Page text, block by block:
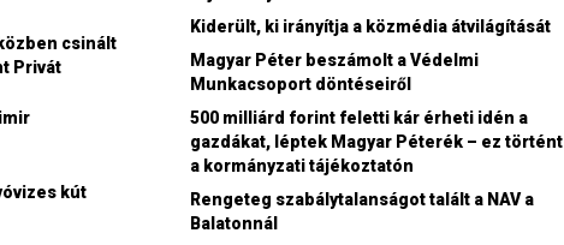
csinált
Privát
kút
Kiderült, ki irányítja a közmédia átvilágítását
Magyar Péter beszámolt a Védelmi
Munkacsoport döntéseiről
500 milliárd forint feletti kár érheti idén a
gazdákat, léptek Magyar Péterék – ez történt
a kormányzati tájékoztatón
Rengeteg szabálytalanságot talált a NAV a
Balatonnál